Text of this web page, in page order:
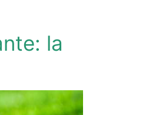
la